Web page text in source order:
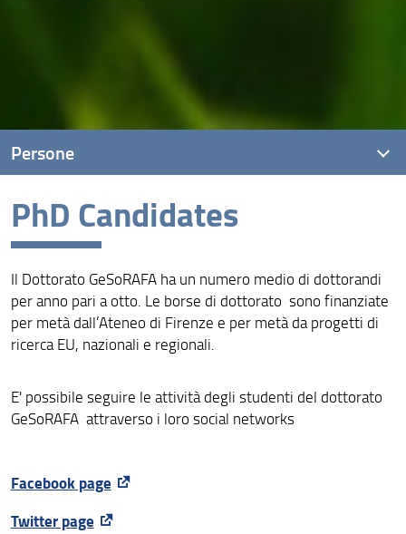
PhD Candidates
Il Dottorato GeSoRAFA ha un numero medio di dottorandi
per anno pari a otto. Le borse di dottorato sono finanziate
per metà dall’Ateneo di Firenze e per metà da progetti di
ricerca EU, nazionali e regionali.
E' possibile seguire le attività degli studenti del dottorato
GeSoRAFA attraverso i loro social networks
Facebook page
Twitter page
Persone
Collegio docenti
Advisory Board
PhD Candidates
Dottori di Ricerca
Premi